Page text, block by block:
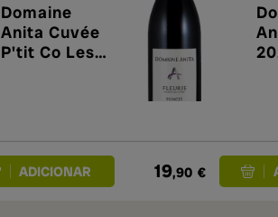
Domaine
Anita Cuvée
P'tit Co Les
19,90 €